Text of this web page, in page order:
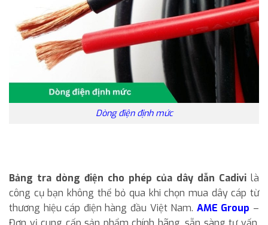
Dòng điện định mức
Bảng tra dòng điện cho phép của dây dẫn Cadivi là
công cụ bạn không thể bỏ qua khi chọn mua dây cáp từ
thương hiệu cáp điện hàng đầu Việt Nam. AME Group –